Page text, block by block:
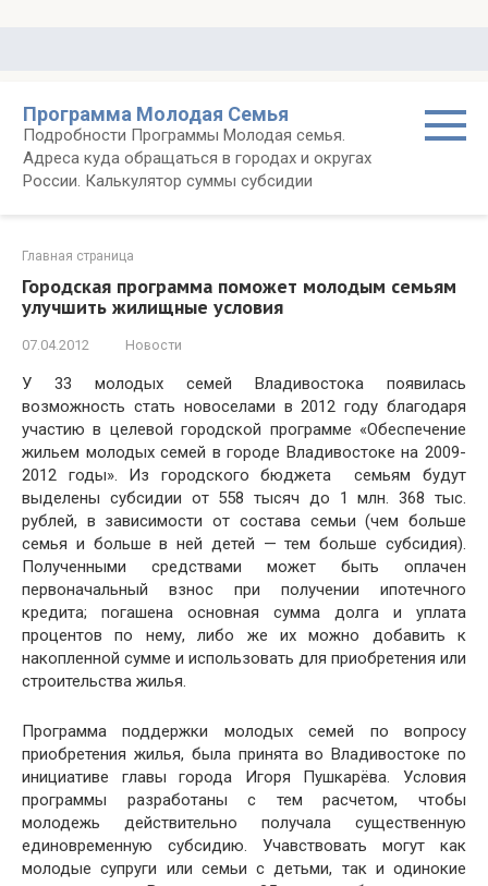
Программа Молодая Семья
Подробности Программы Молодая семья.
Адреса куда обращаться в городах и округах
России. Калькулятор суммы субсидии
Главная страница
Городская программа поможет молодым семьям
улучшить жилищные условия
07.04.2012 Новости
У 33 молодых семей Владивостока появилась
возможность стать новоселами в 2012 году благодаря
участию в целевой городской программе «Обеспечение
жильем молодых семей в городе Владивостоке на 2009-
2012 годы». Из городского бюджета семьям будут
выделены субсидии от 558 тысяч до 1 млн. 368 тыс.
рублей, в зависимости от состава семьи (чем больше
семья и больше в ней детей — тем больше субсидия).
Полученными средствами может быть оплачен
первоначальный взнос при получении ипотечного
кредита; погашена основная сумма долга и уплата
процентов по нему, либо же их можно добавить к
накопленной сумме и использовать для приобретения или
строительства жилья.
Программа поддержки молодых семей по вопросу
приобретения жилья, была принята во Владивостоке по
инициативе главы города Игоря Пушкарёва. Условия
программы разработаны с тем расчетом, чтобы
молодежь действительно получала существенную
единовременную субсидию. Учавствовать могут как
молодые супруги или семьи с детьми, так и одинокие